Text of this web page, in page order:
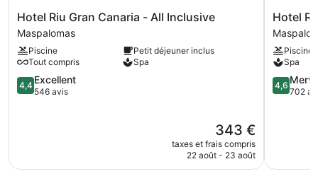
Hotel
Riu
Gran
Canaria
-
All
Inclusive
Hotel Riu Gran Canaria - All Inclusive
Maspalomas
Piscine
Petit déjeuner inclus
Tout compris
Spa
4.4
sur
4,4 Excellent
546 avis
Le
nouveau
prix
343 €
taxes et frais compris
22 août - 23 août
Hotel
Riu
Palace
Oasis
Hotel
Piscine
Spa
4.6
sur
4,6
702